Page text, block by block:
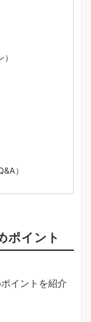
）
ポイント
イントを紹介